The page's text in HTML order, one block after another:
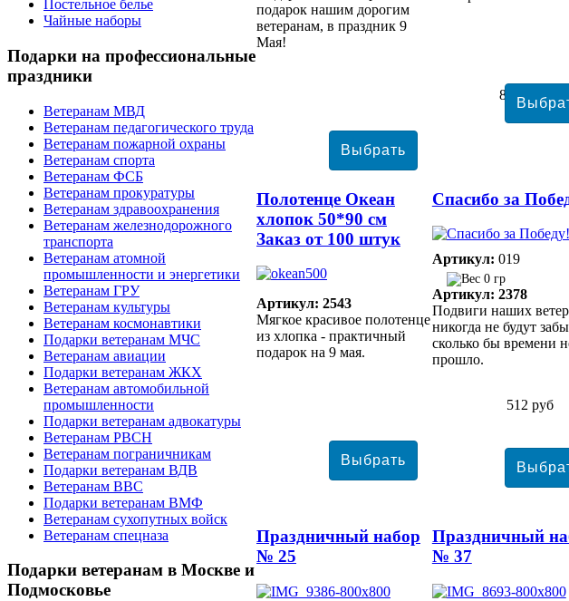
подарок нашим дорогим
ветеранам, в праздник 9
Мая!
8777 руб
Полотенце Океан
хлопок 50*90 см
Заказ от 100 штук
Артикул: 2543
Мягкое красивое полотенце
из хлопка - практичный
подарок на 9 мая.
512 руб
Спасибо за
Артикул: 019
0 гр
Артикул: 2378
Подвиги наших
никогда не будут
сколько бы времени
прошло.
Праздничный набор
№ 25
Праздничный
№ 37
Постельное белье
Чайные наборы
Подарки на профессиональные
праздники
Ветеранам МВД
Ветеранам педагогического труда
Ветеранам пожарной охраны
Ветеранам спорта
Ветеранам ФСБ
Ветеранам прокуратуры
Ветеранам здравоохранения
Ветеранам железнодорожного
транспорта
Ветеранам атомной
промышленности и энергетики
Ветеранам ГРУ
Ветеранам культуры
Ветеранам космонавтики
Подарки ветеранам МЧС
Ветеранам авиации
Подарки ветеранам ЖКХ
Ветеранам автомобильной
промышленности
Подарки ветеранам адвокатуры
Ветеранам РВСН
Ветеранам пограничникам
Подарки ветеранам ВДВ
Ветеранам ВВС
Подарки ветеранам ВМФ
Ветеранам сухопутных войск
Ветеранам спецназа
Подарки ветеранам в Москве и
Подмосковье